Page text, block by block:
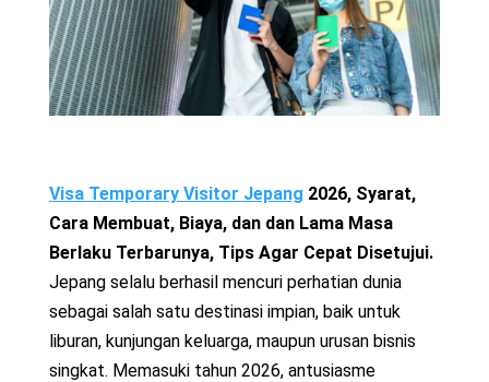
Visa Temporary Visitor Jepang 2026, Syarat,
Cara Membuat, Biaya, dan dan Lama Masa
Berlaku Terbarunya, Tips Agar Cepat Disetujui.
Jepang selalu berhasil mencuri perhatian dunia
sebagai salah satu destinasi impian, baik untuk
liburan, kunjungan keluarga, maupun urusan bisnis
singkat. Memasuki tahun 2026, antusiasme